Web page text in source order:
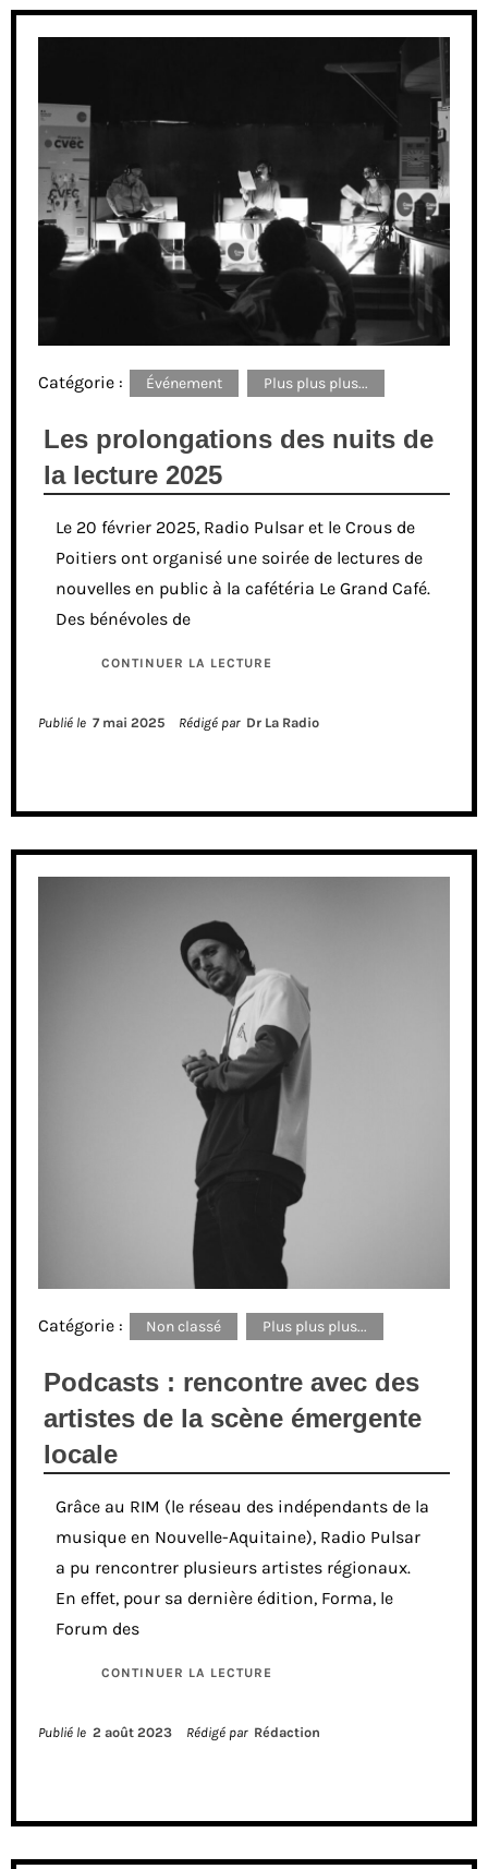
Catégorie : Événement Plus plus plus...
Les prolongations des nuits de
la lecture 2025
Le 20 février 2025, Radio Pulsar et le Crous de
Poitiers ont organisé une soirée de lectures de
nouvelles en public à la cafétéria Le Grand Café.
Des bénévoles de
CONTINUER LA LECTURE
Publié le 7 mai 2025 Rédigé par Dr La Radio
Catégorie : Non classé Plus plus plus...
Podcasts : rencontre avec des
artistes de la scène émergente
locale
Grâce au RIM (le réseau des indépendants de la
musique en Nouvelle-Aquitaine), Radio Pulsar
a pu rencontrer plusieurs artistes régionaux.
En effet, pour sa dernière édition, Forma, le
Forum des
CONTINUER LA LECTURE
Publié le 2 août 2023 Rédigé par Rédaction